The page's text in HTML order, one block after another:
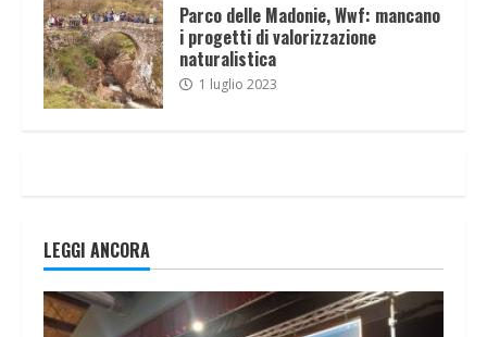
Parco delle Madonie, Wwf: mancano
i progetti di valorizzazione
naturalistica
1 luglio 2023
LEGGI ANCORA